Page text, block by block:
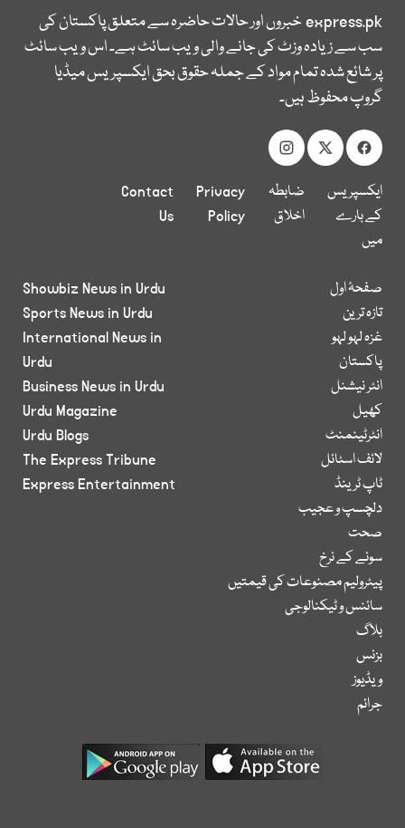
express.pkخبروں اور حالات حاضرہ سے متعلق پاکستان کی
سب سے زیادہ وزٹ کی جانے والی ویب سائٹ ہے۔ اس ویب سائٹ
پر شائع شدہ تمام مواد کے جملہ حقوق بحق ایکسپریس میڈیا
گروپ محفوظ ہیں۔
ایکسپریس
کے بارے
میں
ضابطہ
اخلاق
Privacy
Policy
Contact
Us
صفحۂ اول
تازہ ترین
غزہ لہو لہو
پاکستان
انٹر نیشنل
کھیل
انٹرٹینمنٹ
لائف اسٹائل
ٹاپ ٹرینڈ
دلچسپ و عجیب
صحت
سونے کے نرخ
پیٹرولیم مصنوعات کی قیمتیں
سائنس و ٹیکنالوجی
بلاگ
بزنس
ویڈیوز
جرائم
Showbiz News in Urdu
Sports News in Urdu
International News in
Urdu
Business News in Urdu
Urdu Magazine
Urdu Blogs
The Express Tribune
Express Entertainment